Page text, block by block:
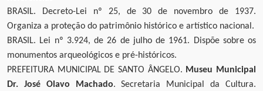
BRASIL. Decreto-Lei nº 25, de 30 de novembro de 1937.
Organiza a proteção do patrimônio histórico e artístico nacional.
BRASIL. Lei nº 3.924, de 26 de julho de 1961. Dispõe sobre os
monumentos arqueológicos e pré-históricos.
PREFEITURA MUNICIPAL DE SANTO ÂNGELO. Museu Municipal
Dr. José Olavo Machado. Secretaria Municipal da Cultura.